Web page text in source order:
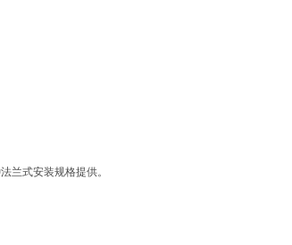
兰式安装规格提供。